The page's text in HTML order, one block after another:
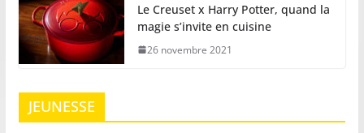
Le Creuset x Harry Potter, quand la
magie s’invite en cuisine
26 novembre 2021
JEUNESSE